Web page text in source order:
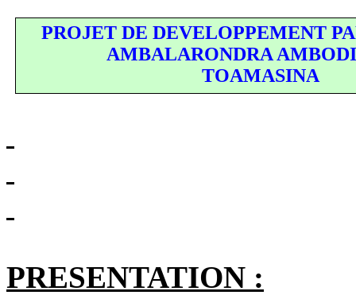
PROJET DE DEVELOPPEMENT
AMBALARONDRA
TOAMASINA
PRESENTATION :